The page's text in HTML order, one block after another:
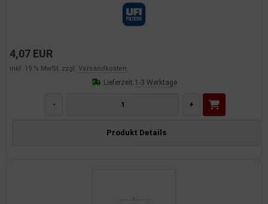
4,07 EUR
inkl. 19 % MwSt. zzgl. Versandkosten
Lieferzeit:1-3 Werktage
- +
Produkt Details